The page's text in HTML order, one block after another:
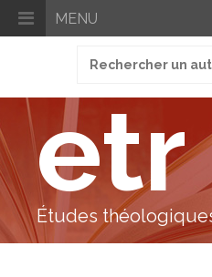
MENU
pour
etr
Études